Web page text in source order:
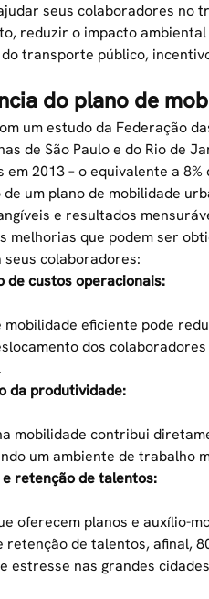
seus colaboradores no
reduzir o impacto
transporte público,
do plano de
um estudo da Federação
de São Paulo e do Rio de
em 2013 – o equivalente a
um plano de mobilidade
e resultados
melhorias que podem ser
seus colaboradores:
de custos operacionais:
mobilidade eficiente pode
dos
da produtividade:
mobilidade contribui
um ambiente de trabalho
retenção de talentos:
oferecem planos e auxílio-
retenção de talentos, afinal,
estresse nas grandes